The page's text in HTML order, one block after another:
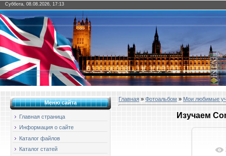
Суббота, 08.08.2026, 17:13
Меню сайта
Главная страница
Информация о сайте
Каталог файлов
Каталог статей
Главная » Фотоальбом » Мои любимые
Изучаем